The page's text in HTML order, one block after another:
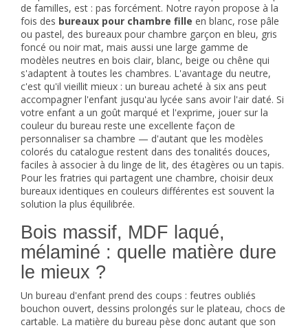
de familles, est : pas forcément. Notre rayon propose à la
fois des bureaux pour chambre fille en blanc, rose pâle
ou pastel, des bureaux pour chambre garçon en bleu, gris
foncé ou noir mat, mais aussi une large gamme de
modèles neutres en bois clair, blanc, beige ou chêne qui
s'adaptent à toutes les chambres. L'avantage du neutre,
c'est qu'il vieillit mieux : un bureau acheté à six ans peut
accompagner l'enfant jusqu'au lycée sans avoir l'air daté. Si
votre enfant a un goût marqué et l'exprime, jouer sur la
couleur du bureau reste une excellente façon de
personnaliser sa chambre — d'autant que les modèles
colorés du catalogue restent dans des tonalités douces,
faciles à associer à du linge de lit, des étagères ou un tapis.
Pour les fratries qui partagent une chambre, choisir deux
bureaux identiques en couleurs différentes est souvent la
solution la plus équilibrée.
Bois massif, MDF laqué,
mélaminé : quelle matière dure
le mieux ?
Un bureau d'enfant prend des coups : feutres oubliés
bouchon ouvert, dessins prolongés sur le plateau, chocs de
cartable. La matière du bureau pèse donc autant que son